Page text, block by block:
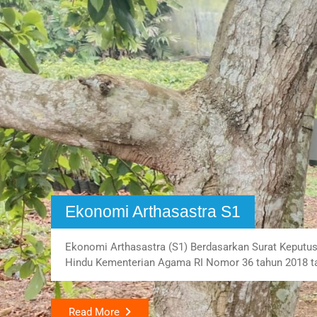
Pendidikan Agama Hindu S1
Tuntutan pembangunan yang semakin meningkat
daya manusia yang andal dan mampu berkiprah
Apalagi dengan dikeluarkannya…
Read More